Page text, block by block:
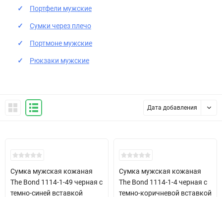
Портфели мужские
Сумки через плечо
Портмоне мужские
Рюкзаки мужские
Дата добавления
Сумка мужская кожаная
The Bond 1114-1-49 черная с
темно-синей вставкой
Сумка мужская кожаная
The Bond 1114-1-4 черная с
темно-коричневой вставкой